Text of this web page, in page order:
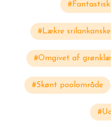
#Fantastisk
#Lækre
#Omgivet af
#Skønt poolområde